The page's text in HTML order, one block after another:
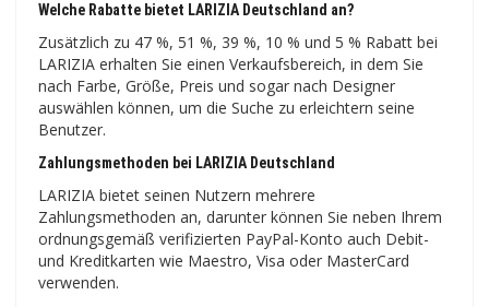
Welche Rabatte bietet LARIZIA Deutschland an?
Zusätzlich zu 47 %, 51 %, 39 %, 10 % und 5 % Rabatt bei
LARIZIA erhalten Sie einen Verkaufsbereich, in dem Sie
nach Farbe, Größe, Preis und sogar nach Designer
auswählen können, um die Suche zu erleichtern seine
Benutzer.
Zahlungsmethoden bei LARIZIA Deutschland
LARIZIA bietet seinen Nutzern mehrere
Zahlungsmethoden an, darunter können Sie neben Ihrem
ordnungsgemäß verifizierten PayPal-Konto auch Debit-
und Kreditkarten wie Maestro, Visa oder MasterCard
verwenden.